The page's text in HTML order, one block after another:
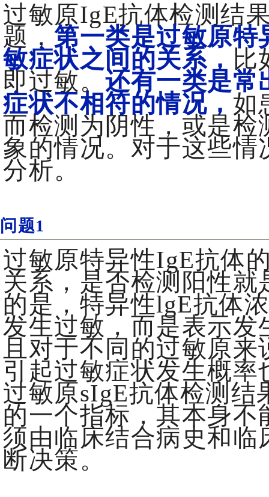
过敏原IgE抗体检测结
题， 第一类是过敏原
敏症状之间的关系， 比
即过敏。 还有一类是常
症状不相符的情况， 如
而检测为阴性，或是
象的情况。对于这些
分析。
问题1
过敏原特异性IgE抗体
关系，是否检测阳性
的是，特异性lgE抗体
发生过敏，而是表示
且对于不同的过敏原
引起过敏症状发生概
过敏原sIgE抗体检测结
的一个指标，其本身
须由临床结合病史和
断决策。